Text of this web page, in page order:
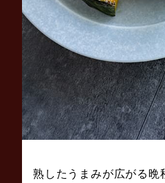
熟したうまみが広がる晩